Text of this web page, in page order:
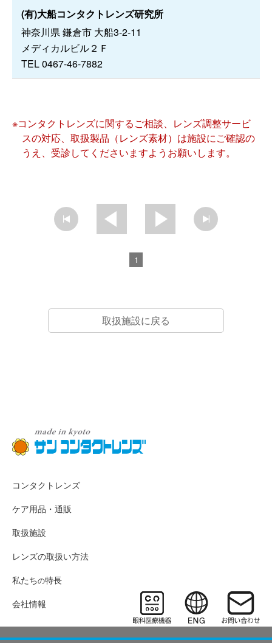
(有)大船コンタクトレンズ研究所
神奈川県 鎌倉市 大船3-2-11
メディカルビル２Ｆ
TEL 0467-46-7882
※コンタクトレンズに関するご相談、レンズ調整サービ
スの対応、取扱製品（レンズ素材）は施設にご確認の
うえ、受診してくださいますようお願いします。
1
取扱施設に戻る
コンタクトレンズ
ケア用品・通販
取扱施設
レンズの取扱い方法
私たちの特長
会社情報